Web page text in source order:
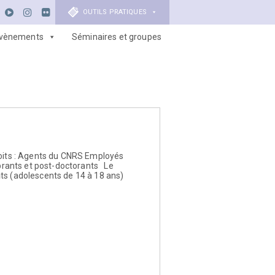
OUTILS PRATIQUES
Séminaires et groupes
: Agents du CNRS Employés
et post-doctorants Le
(adolescents de 14 à 18 ans)